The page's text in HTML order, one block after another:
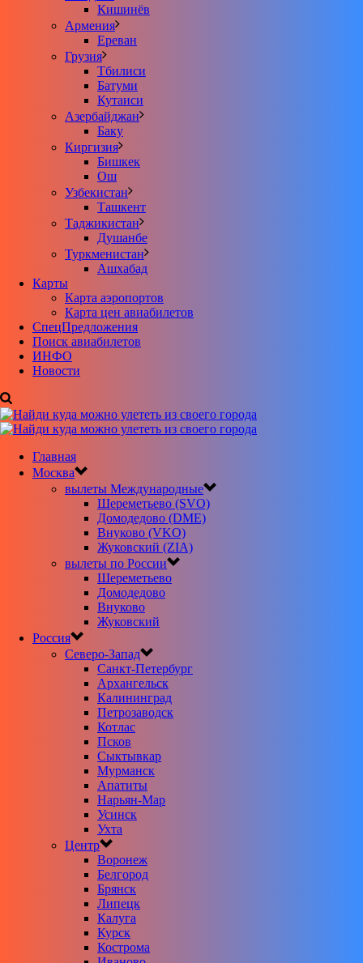
Кишинёв
Армения
Ереван
Грузия
Тбилиси
Батуми
Кутаиси
Азербайджан
Баку
Киргизия
Бишкек
Ош
Узбекистан
Ташкент
Таджикистан
Душанбе
Туркменистан
Ашхабад
Карты
Карта аэропортов
Карта цен авиабилетов
CпецПредложения
Поиск авиабилетов
ИНФО
Новости
Главная
Москва
вылеты Международные
Шереметьево (SVO)
Домодедово (DME)
Внуково (VKO)
Жуковский (ZIA)
вылеты по России
Шереметьево
Домодедово
Внуково
Жуковский
Россия
Северо-Запад
Санкт-Петербург
Архангельск
Калининград
Петрозаводск
Котлас
Псков
Сыктывкар
Мурманск
Апатиты
Нарьян-Мар
Усинск
Ухта
Центр
Воронеж
Белгород
Брянск
Липецк
Калуга
Курск
Кострома